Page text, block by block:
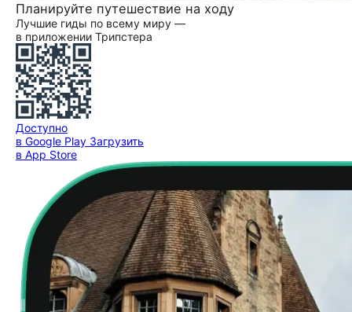
Планируйте путешествие на ходу
Лучшие гиды по всему миру —
в приложении Трипстера
Доступно
в Google Play Загрузить
в App Store